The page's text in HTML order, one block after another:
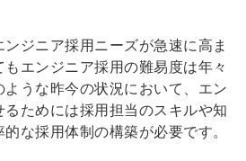
ジニア採用ニーズが急速に高ま
エンジニア採用の難易度は年々
ような昨今の状況において、エン
るためには採用担当のスキルや知
な採用体制の構築が必要です。